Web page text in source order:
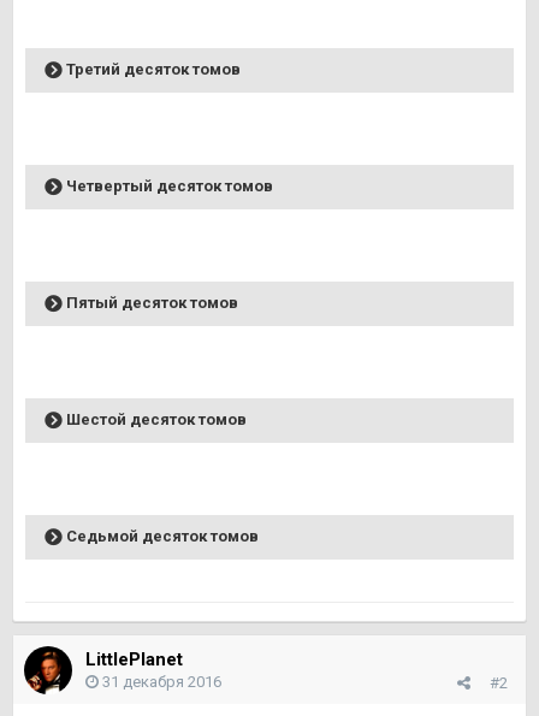
Третий десяток томов
Четвертый десяток томов
Пятый десяток томов
Шестой десяток томов
Седьмой десяток томов
LittlePlanet
#2
31 декабря 2016